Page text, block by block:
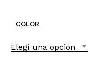
COLOR
Elegí una opción